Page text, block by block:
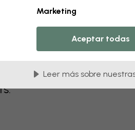
went wrong
Please
support if the
Marketing
Aceptar todas
Leer más sobre